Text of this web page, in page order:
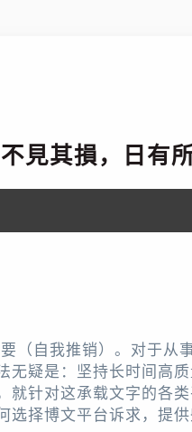
見其損，日有所
（自我推销）。对于从
无疑是：坚持长时间高
就针对这承载文字的各
选择博文平台诉求，提供